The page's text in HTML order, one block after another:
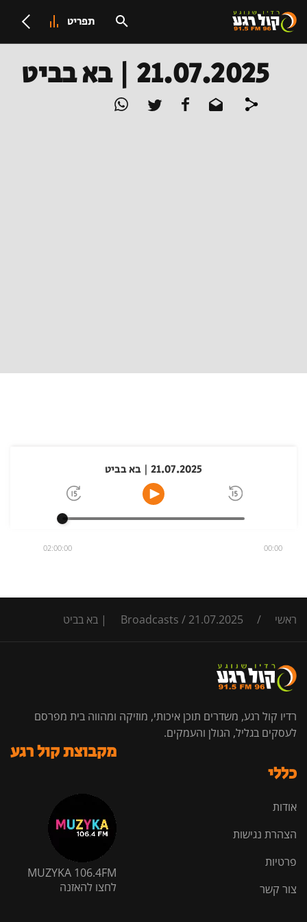
תפריט
21.07.2025 | בא בביט
21.07.2025 | בא בביט
00:00
02:00:00
ראשי /
Broadcasts / 21.07.2025 | בא בביט
רדיו קול רגע, משדרים תוכן איכותי, מוזיקה ומהווה בית מפרסם
לעסקים בגליל, הגולן והעמקים.
כללי
אודות
הצהרת נגישות
פרטיות
צור קשר
מקבוצת קול רגע
MUZYKA 106.4FM
לחצו להאזנה